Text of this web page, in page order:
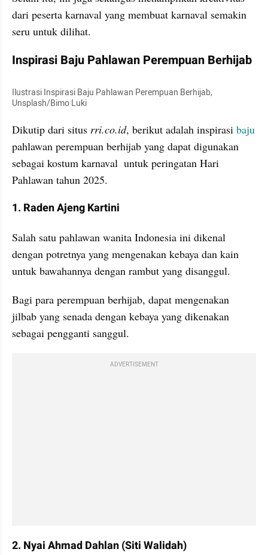
dari peserta karnaval yang membuat karnaval semakin
seru untuk dilihat.
Inspirasi Baju Pahlawan Perempuan Berhijab
Ilustrasi Inspirasi Baju Pahlawan Perempuan Berhijab,
Unsplash/Bimo Luki
Dikutip dari situs rri.co.id, berikut adalah inspirasi baju
pahlawan perempuan berhijab yang dapat digunakan
sebagai kostum karnaval  untuk peringatan Hari
Pahlawan tahun 2025.
1. Raden Ajeng Kartini
Salah satu pahlawan wanita Indonesia ini dikenal
dengan potretnya yang mengenakan kebaya dan kain
untuk bawahannya dengan rambut yang disanggul.
Bagi para perempuan berhijab, dapat mengenakan
jilbab yang senada dengan kebaya yang dikenakan
sebagai pengganti sanggul.
ADVERTISEMENT
2. Nyai Ahmad Dahlan (Siti Walidah)